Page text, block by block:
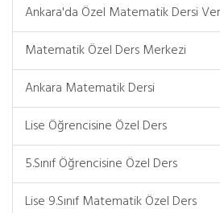
Ankara'da Özel Matematik Dersi
Matematik Özel Ders Merkezi
Ankara Matematik Dersi
Lise Öğrencisine Özel Ders
5.Sınıf Öğrencisine Özel Ders
Lise 9.Sınıf Matematik Özel Ders